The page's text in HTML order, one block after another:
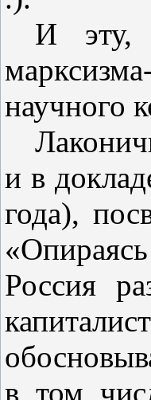
И эту,
научного
и в
года),
Россия
в том